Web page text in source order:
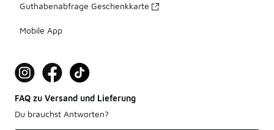
Guthabenabfrage Geschenkkarte
Mobile App
FAQ zu Versand und Lieferung
Du brauchst Antworten?